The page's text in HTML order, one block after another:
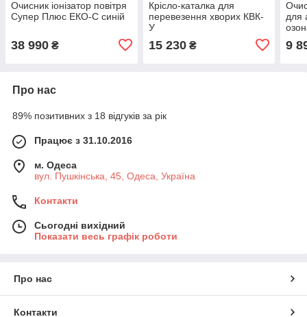
Очисник іонізатор повітря
Супер Плюс ЕКО-С синій
38 990 ₴
Крісло-каталка для
перевезення хворих КВК-
У
15 230₴
для
9
Про нас
89% позитивних з 18 відгуків за рік
Працює з 31.10.2016
м. Одеса
вул. Пушкінська, 45, Одеса, Україна
Контакти
Сьогодні вихідний
Показати весь графік роботи
Про нас
Контакти